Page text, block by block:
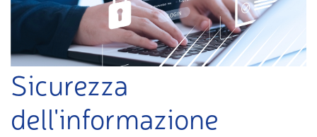
Sicurezza
dell'informazione